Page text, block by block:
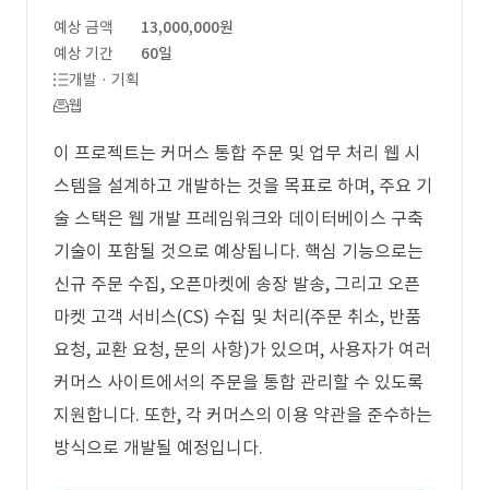
예상 금액
13,000,000원
예상 기간
60일
개발 · 기획
웹
이 프로젝트는 커머스 통합 주문 및 업무 처리 웹 시
스템을 설계하고 개발하는 것을 목표로 하며, 주요 기
술 스택은 웹 개발 프레임워크와 데이터베이스 구축
기술이 포함될 것으로 예상됩니다. 핵심 기능으로는
신규 주문 수집, 오픈마켓에 송장 발송, 그리고 오픈
마켓 고객 서비스(CS) 수집 및 처리(주문 취소, 반품
요청, 교환 요청, 문의 사항)가 있으며, 사용자가 여러
커머스 사이트에서의 주문을 통합 관리할 수 있도록
지원합니다. 또한, 각 커머스의 이용 약관을 준수하는
방식으로 개발될 예정입니다.